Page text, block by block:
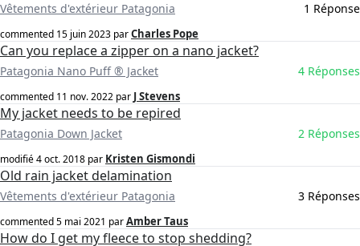
Vêtements d'extérieur Patagonia 1 Réponse
commented 15 juin 2023 parCharles Pope
Can you replace a zipper on a nano jacket?
Patagonia Nano Puff ® Jacket 4 Réponses
commented 11 nov. 2022 par J Stevens
My jacket needs to be repired
Patagonia Down Jacket 2 Réponses
modifié4 oct. 2018 par Kristen Gismondi
Old rain jacket delamination
Vêtements d'extérieur Patagonia 3 Réponses
commented5 mai 2021 parAmber Taus
How do I get my fleece to stop shedding?